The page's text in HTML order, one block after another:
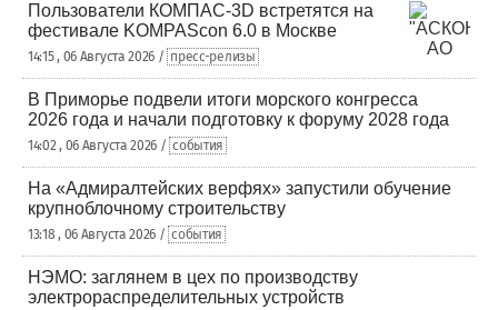
Пользователи КОМПАС-3D встретятся на
фестивале KOMPAScon 6.0 в Москве
14:15 , 06 Августа 2026 / пресс-релизы
В Приморье подвели итоги морского конгресса
2026 года и начали подготовку к форуму 2028 года
14:02 , 06 Августа 2026 / события
На «Адмиралтейских верфях» запустили обучение
крупноблочному строительству
13:18 , 06 Августа 2026 / события
НЭМО: заглянем в цех по производству
электрораспределительных устройств